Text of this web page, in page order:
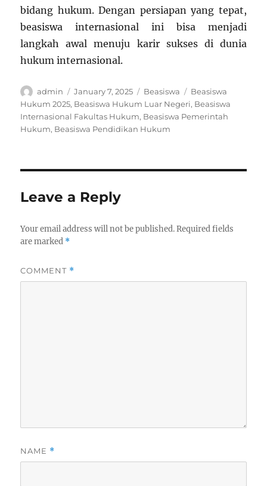
bidang hukum. Dengan persiapan yang tepat,
beasiswa internasional ini bisa menjadi
langkah awal menuju karir sukses di dunia
hukum internasional.
Author
admin
Posted
on
January 7, 2025 Categories
Beasiswa Tags
Beasiswa
Hukum 2025, Beasiswa Hukum Luar Negeri, Beasiswa
Internasional Fakultas Hukum, Beasiswa Pemerintah
Hukum, Beasiswa Pendidikan Hukum
Leave a Reply
Your email address will not be published. Required fields
are marked *
COMMENT *
NAME *